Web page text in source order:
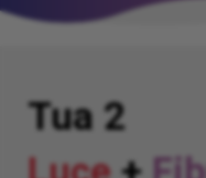
Tua 2